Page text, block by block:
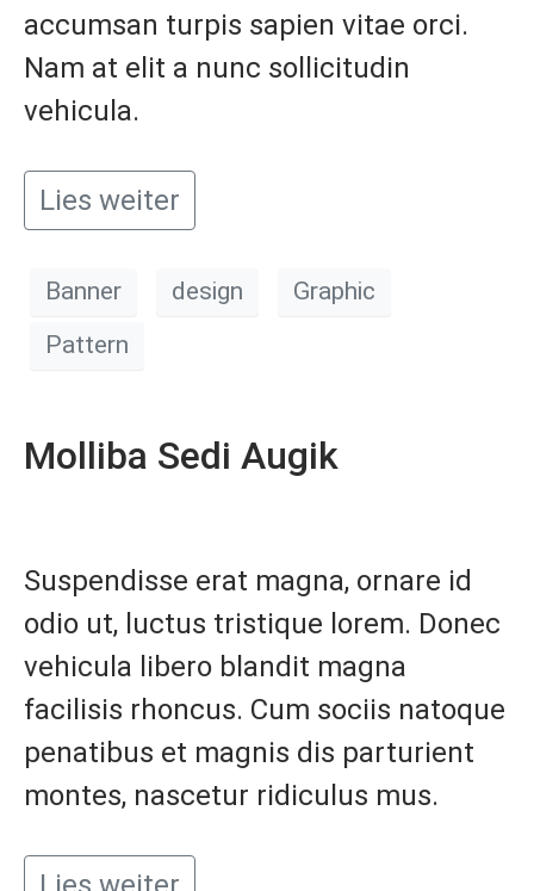
accumsan turpis sapien vitae orci.
Nam at elit a nunc sollicitudin
vehicula.
Lies weiter
Banner design
Graphic
Pattern
Molliba Sedi Augik
Suspendisse erat magna, ornare id
odio ut, luctus tristique lorem. Donec
vehicula libero blandit magna
facilisis rhoncus. Cum sociis natoque
penatibus et magnis dis parturient
montes, nascetur ridiculus mus.